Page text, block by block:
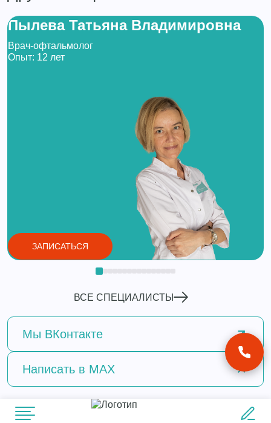
Пылева Татьяна Владимировна
Врач-офтальмолог
Опыт: 12 лет
ЗАПИСАТЬСЯ
ВСЕ СПЕЦИАЛИСТЫ
Мы ВКонтакте
Написать в MAX